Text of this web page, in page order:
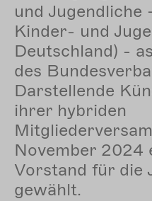
und
Kinder- und
Deutschland) -
des
Darstellende
ihrer hybriden
November 2024
Vorstand für die
gewählt.